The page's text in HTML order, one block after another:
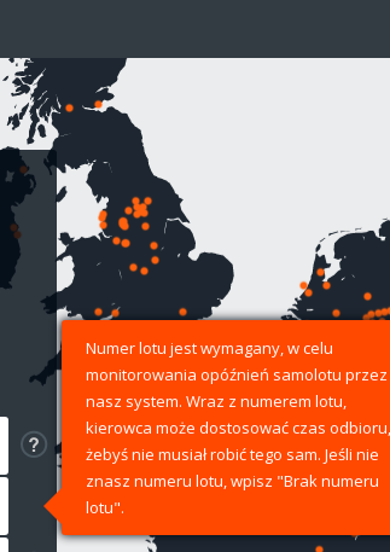
Numer lotu jest wymagany, w celu
monitorowania opóźnień samolotu przez
nasz system. Wraz z numerem lotu,
kierowca może dostosować czas odbioru,
żebyś nie musiał robić tego sam. Jeśli nie
znasz numeru lotu, wpisz "Brak numeru
lotu".